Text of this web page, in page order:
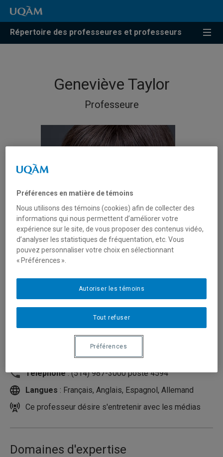
Répertoire des professeures et professeurs
Geneviève Taylor
Professeure
Département d'éducation et pédagogie
taylor.genevieve@uqam.ca
Téléphone: (514) 987-3000 poste 4594
Langues : Français, Anglais, Espagnol, Allemand
Ce professeur désire s'entretenir avec les médias
Domaines d'expertise
Préférences en matière de témoins
Nous utilisons des témoins (cookies) afin de collecter des
informations qui nous permettent d’améliorer votre
expérience sur le site, de vous proposer des contenus vidéo,
d’analyser les statistiques de fréquentation, etc. Vous
pouvez personnaliser votre choix en sélectionnant
« Préférences ».
Tout refuser
Autoriser les témoins
Préférences